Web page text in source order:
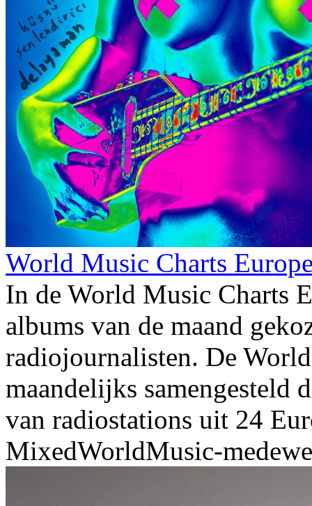
World Music Charts
In de World Music Charts
albums van de maand
radiojournalisten. De
maandelijks samengesteld
van radiostations uit 24
MixedWorldMusic-